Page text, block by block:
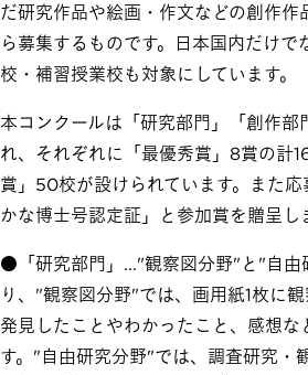
だ研究作品や絵画・作文などの創作作
ら募集するものです。日本国内だけで
校・補習授業校も対象にしています。
本コンクールは「研究部門」「創作部
れ、それぞれに「最優秀賞」8賞の計
賞」50校が設けられています。また
かな博士号認定証」と参加賞を贈呈し
●「研究部門」..."観察図分野"と"自由
り、"観察図分野"では、画用紙1枚に観
発見したことやわかったこと、感想な
す。"自由研究分野"では、調査研究・